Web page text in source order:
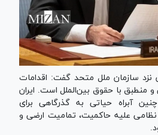
نزد سازمان ملل متحد گفت: اقدامات
و منطبق با حقوق بین‌الملل است. ایران
آبراه حیاتی به گذرگاهی برای
نظامی علیه حاکمیت، تمامیت ارضی و